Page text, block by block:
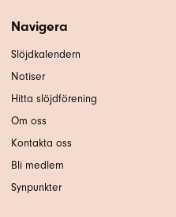
Navigera
Slöjdkalendern
Notiser
Hitta slöjdförening
Om oss
Kontakta oss
Bli medlem
Synpunkter